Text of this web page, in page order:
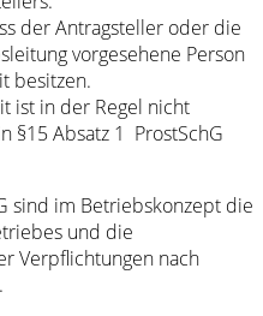
der Antragsteller oder die
vorgesehene Person
besitzen.
ist in der Regel nicht
§15 Absatz 1 ProstSchG
sind im Betriebskonzept die
und die
Verpflichtungen nach